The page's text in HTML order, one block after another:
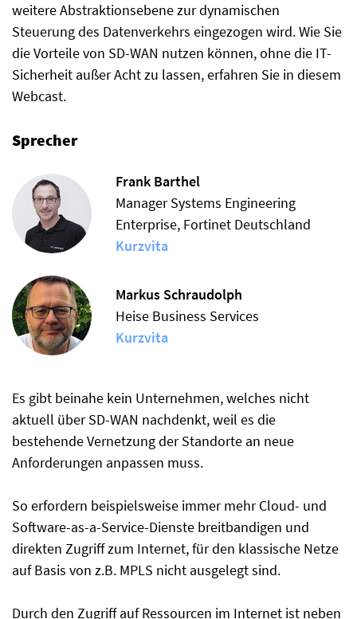
weitere Abstraktionsebene zur dynamischen
Steuerung des Datenverkehrs eingezogen wird. Wie Sie
die Vorteile von SD-WAN nutzen können, ohne die IT-
Sicherheit außer Acht zu lassen, erfahren Sie in diesem
Webcast.
Sprecher
Frank Barthel
Manager Systems Engineering
Enterprise, Fortinet Deutschland
Kurzvita
Markus Schraudolph
Heise Business Services
Kurzvita
Es gibt beinahe kein Unternehmen, welches nicht
aktuell über SD-WAN nachdenkt, weil es die
bestehende Vernetzung der Standorte an neue
Anforderungen anpassen muss.
So erfordern beispielsweise immer mehr Cloud- und
Software-as-a-Service-Dienste breitbandigen und
direkten Zugriff zum Internet, für den klassische Netze
auf Basis von z.B. MPLS nicht ausgelegt sind.
Durch den Zugriff auf Ressourcen im Internet ist neben